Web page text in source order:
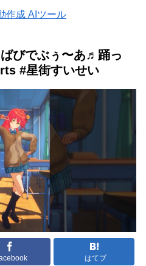
作成 AIツール
びでぶぅ〜あ♬踊っ
#星街すいせい
はてブ